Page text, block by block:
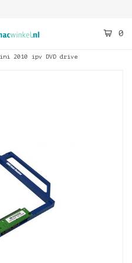
0
2010 ipv DVD drive